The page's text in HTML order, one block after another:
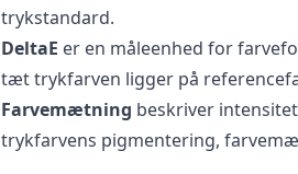
trykstandard.
DeltaE er en måleenhed for
tæt trykfarven ligger på
Farvemætning beskriver
trykfarvens pigmentering,